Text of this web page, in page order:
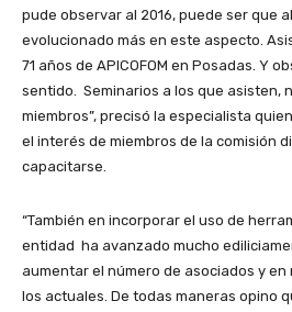
pude observar al 2016, puede ser que
evolucionado más en este aspecto.
71 años de APICOFOM en Posadas. Y
sentido. Seminarios a los que asisten,
miembros”, precisó la especialista
el interés de miembros de la comisión
capacitarse.
“También en incorporar el uso de
entidad ha avanzado mucho
aumentar el número de asociados y
los actuales. De todas maneras opino